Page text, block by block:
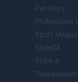
Pet Story
Professione
Sport
Style24
Think.it